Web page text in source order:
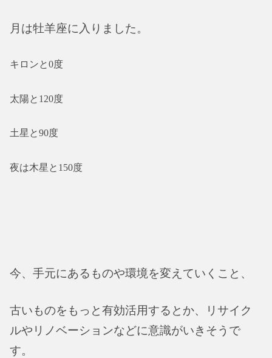
月は牡羊座に入りました。
キロンと0度
太陽と120度
土星と90度
夜は木星と150度
今、手元にあるものや環境を変えていくこと、
古いものをもっと有効活用するとか、リサイク
ルやリノベーションなどに意識がいきそうで
す。